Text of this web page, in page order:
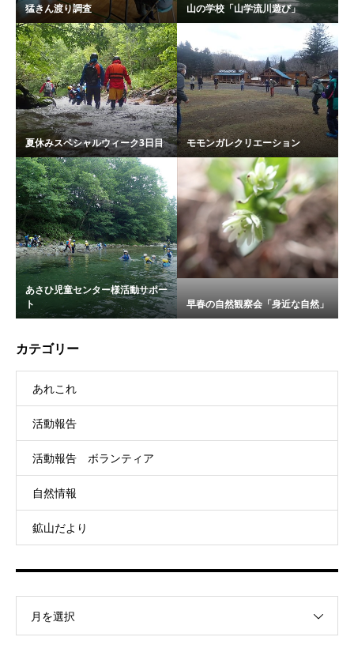
猛きん渡り調査 山の学校「山学流川遊び」
夏休みスペシャルウィーク3日目 モモンガレクリエーション
あさひ児童センター様活動サポー
ト
早春の自然観察会「身近な自然」
カテゴリー
あれこれ
活動報告
活動報告 ボランティア
自然情報
鉱山だより
月を選択